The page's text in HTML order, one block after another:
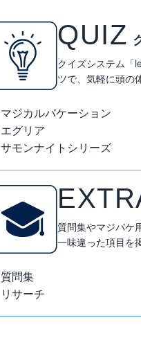
QUIZ
クイズシステム「
ツで、気軽に頭の
マジカルバケーション
エグリア
サモンナイトシリーズ
質問集やマジバケ
一味違った項目を
質問集
リサーチ